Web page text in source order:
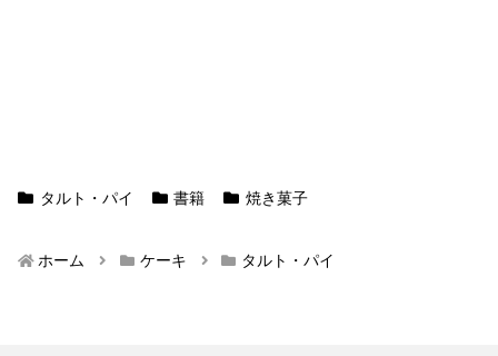
タルト・パイ 書籍 焼き菓子
ホーム ケーキ タルト・パイ